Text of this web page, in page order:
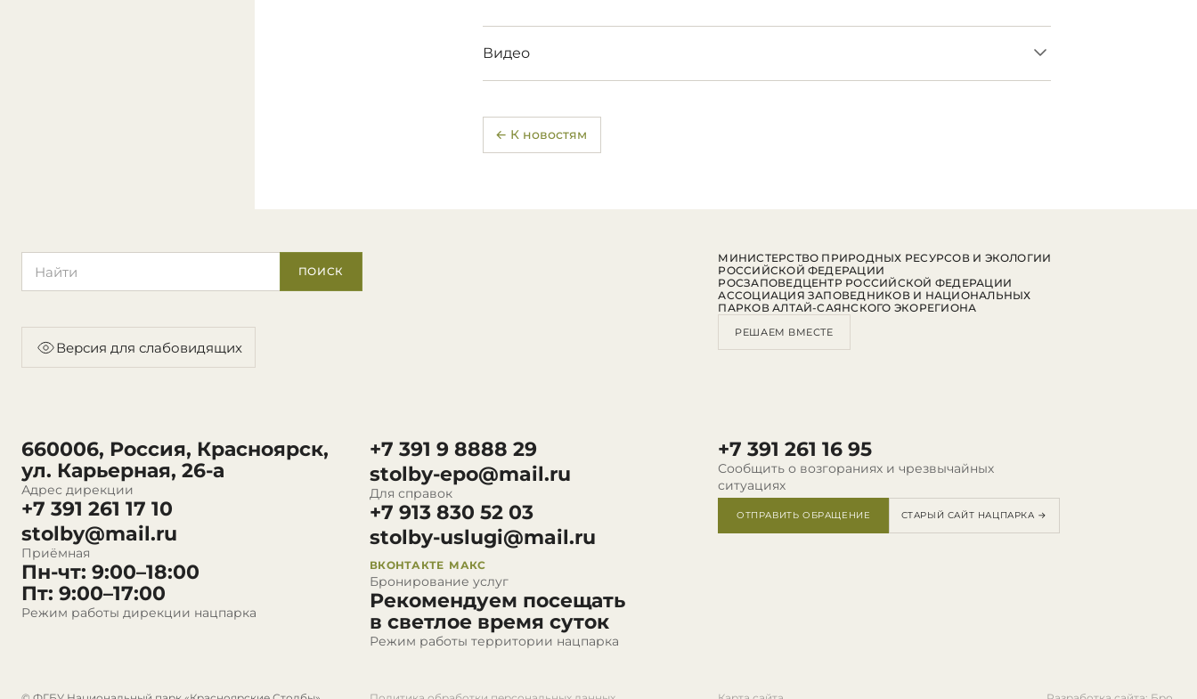
Видео
← К новостям
ПОИСК
Версия для слабовидящих
660006, Россия, Красноярск,
ул. Карьерная, 26-а
Адрес дирекции
+7 391 261 17 10
stolby@mail.ru
Приёмная
Пн-чт: 9:00–18:00
Пт: 9:00–17:00
Режим работы дирекции нацпарка
+7 391 9 8888 29
stolby-epo@mail.ru
Для справок
+7 913 830 52 03
stolby-uslugi@mail.ru
ВКОНТАКТЕ МАКС
Бронирование услуг
Рекомендуем посещать
в светлое время суток
Режим работы территории нацпарка
+7 391 261 16 95
Сообщить о возгораниях и чрезвычайных
ситуациях
ОТПРАВИТЬ ОБРАЩЕНИЕ СТАРЫЙ САЙТ НАЦПАРКА →
МИНИСТЕРСТВО ПРИРОДНЫХ РЕСУРСОВ И ЭКОЛОГИИ
РОССИЙСКОЙ ФЕДЕРАЦИИ
РОСЗАПОВЕДЦЕНТР РОССИЙСКОЙ ФЕДЕРАЦИИ
АССОЦИАЦИЯ ЗАПОВЕДНИКОВ И НАЦИОНАЛЬНЫХ
ПАРКОВ АЛТАЙ-САЯНСКОГО ЭКОРЕГИОНА
РЕШАЕМ ВМЕСТЕ